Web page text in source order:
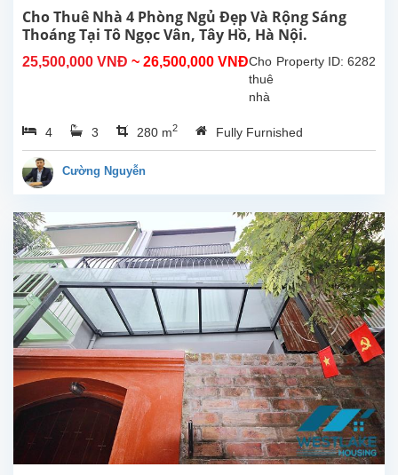
Cho Thuê Nhà 4 Phòng Ngủ Đẹp Và Rộng Sáng
Thoáng Tại Tô Ngọc Vân, Tây Hồ, Hà Nội.
25,500,000 VNĐ ~ 26,500,000 VNĐ Property ID: 6282
Cho
thuê
nhà
phòng
ngủ
thoáng
mát,
tại
Tô
Ngọc
Vân,
Tây
Hà
Nội.
Vị trí
nằm
trong
hẻm
4 3 280 m2 Fully Furnished
Cường Nguyễn